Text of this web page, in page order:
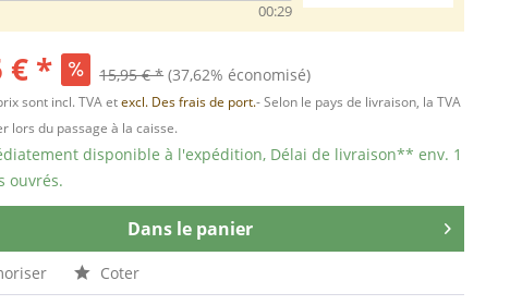
00:29
€ * 15,95 € * (37,62% économisé)
sont incl. TVA etexcl. Des frais de port.- Selon le pays de livraison, la TVA
lors du passage à la caisse.
disponible à l'expédition, Délai de livraison** env. 1
ouvrés.
Dans le panier
Coter